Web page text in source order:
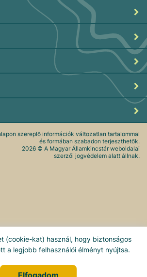
(cookie-kat) használ, hogy biztonságos
a legjobb felhasználói élményt nyújtsa.
Elfogadom
szereplő információk változatlan tartalommal
és formában szabadon terjeszthetők.
2026 © A Magyar Államkincstár weboldalai
szerzői jogvédelem alatt állnak.